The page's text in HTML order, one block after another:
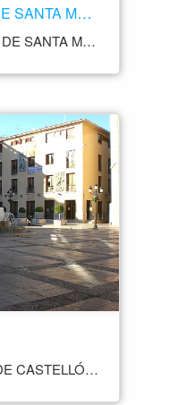
CONCATEDRAL DE SANTA MARÍA LA MAYOR
LA CONCATEDRAL DE SANTA MARÍA LA MAYOR ES UNO DE LOS MONUMENTOS MÁS IMPORTANTES DE CASTELLÓN DE LA PLANA. DESDE EL SIGLO XII HUBO UN EDIFICIO RELIGIOSO QUE FUE DESTRUIDO EN NUMEROSAS OCASIONES POR INCENDIOS Y GUERRAS ASI QUE LA IGLESIA QUE VEMOS ACTUALMENTE ES UNA RECONSTRUCCIÓN RECIENTE QUE SE TERMINÓ EN EL AÑO 2001. LA CONCATEDRAL CUENTA CON UNA FACHADA DE PIEDRA TALLADA, CON UNA SERIE DE ARCOS Y CAPITELES DECORADOS CON ESCULTURAS Y RELIEVES. EN EL INTERIOR, DESTACA SU IMPRESIONANTE NAVE CENTRAL, QUE ESTÁ DECORADA CON PINTURAS Y ESCULTURAS DE GRAN BELLEZA. UNO DE LOS ELEMENTOS MÁS DESTACADOS DE LA CONCATEDRAL ES SU CAMPANARIO, CONOCIDO COMO EL FADRÍ, QUE SE ELEVA A UNOS 60 METROS DE ALTURA Y ES CONSIDERADO UNO DE LOS SÍMBOLOS DE LA CIUDAD. ADEMÁS DE SU BELLEZA ARQUITECTÓNICA, LA CONCATEDRAL DE SANTA MARÍA LA MAYOR TAMBIÉN ES UN LUGAR DE GRAN IMPORTANCIA RELIGIOSA PARA LA CIUDAD. FUE DECLARADA CONCATEDRAL EN 1937, Y DESDE ENTONCES HA SIDO EL LUGAR DONDE SE CELEBRAN MUCHOS EVENTOS RELIGIOSOS IMPORTANTES DE LA CIUDAD.
LA PLAZA MAYOR DE CASTELLÓN DE LA PLANA ES UNA DE LAS PLAZAS MÁS IMPORTANTES DE LA CIUDAD. ESTÁ SITUADA EN EL CENTRO HISTÓRICO DE LA CIUDAD Y ES EL CORAZÓN DEL CASCO ANTIGUO. LA PLAZA FUE CONSTRUIDA EN EL SIGLO XVII Y HA SIDO UN LUGAR DE ENCUENTRO Y ACTIVIDAD SOCIAL DESDE ENTONCES. ES UN ESPACIO PEATONAL CON UNA SUPERFICIE DE UNOS 5.000 METROS CUADRADOS Y ESTÁ RODEADA DE EDIFICIOS HISTÓRICOS, COMO LA CASA CONSISTORIAL, LA TORRE CAMPANARIO DE LA CATEDRAL DE SANTA MARÍA Y LA ANTIGUA CASA DE LA CIUDAD. EN LA PLAZA MAYOR DE CASTELLÓN DE LA PLANA SE CELEBRAN MUCHOS EVENTOS Y ACTIVIDADES CULTURALES, COMO CONCIERTOS, FESTIVALES, FERIAS Y MERCADOS. DURANTE LA NAVIDAD, LA PLAZA SE LLENA DE LUCES Y DECORACIONES NAVIDEÑAS, CREANDO UN AMBIENTE MÁGICO Y FESTIVO. ADEMÁS, EN LA PLAZA MAYOR SE ENCUENTRA LA FUENTE DEL REY, UNA FUENTE DE ESTILO BARROCO QUE FUE CONSTRUIDA EN 1686 Y ES UNO DE LOS MONUMENTOS MÁS EMBLEMÁTICOS DE LA CIUDAD.